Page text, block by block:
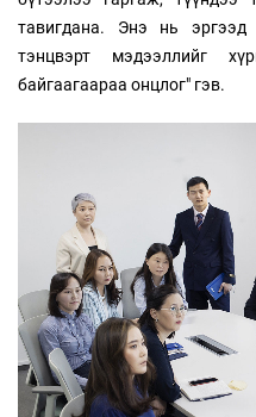
тавигдана. Энэ нь эргээд
тэнцвэрт мэдээллийг
байгаагаараа онцлог" гэв.